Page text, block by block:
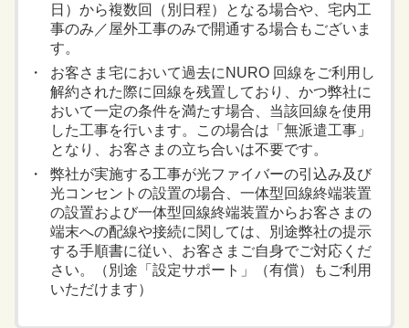
日）から複数回（別日程）となる場合や、宅内工
事のみ／屋外工事のみで開通する場合もございま
す。
お客さま宅において過去にNURO 回線をご利用し
解約された際に回線を残置しており、かつ弊社に
おいて一定の条件を満たす場合、当該回線を使用
した工事を行います。この場合は「無派遣工事」
となり、お客さまの立ち合いは不要です。
弊社が実施する工事が光ファイバーの引込み及び
光コンセントの設置の場合、一体型回線終端装置
の設置および一体型回線終端装置からお客さまの
端末への配線や接続に関しては、別途弊社の提示
する手順書に従い、お客さまご自身でご対応くだ
さい。（別途「設定サポート」（有償）もご利用
いただけます）